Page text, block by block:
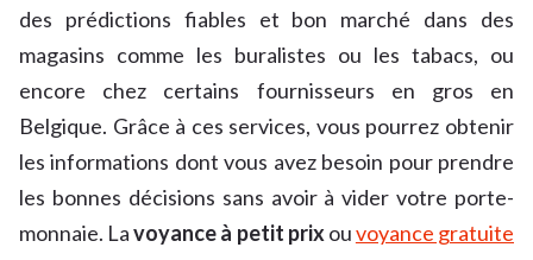
des prédictions fiables et bon marché dans des
magasins comme les buralistes ou les tabacs, ou
encore chez certains fournisseurs en gros en
Belgique. Grâce à ces services, vous pourrez obtenir
les informations dont vous avez besoin pour prendre
les bonnes décisions sans avoir à vider votre porte-
monnaie. Lavoyance à petit prixouvoyance gratuite